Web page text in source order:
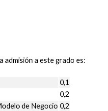
admisión a este grado es:
0,1
0,2
de Negocio 0,2